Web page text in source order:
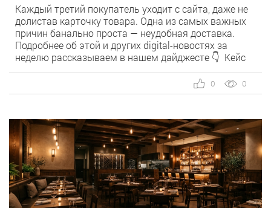
Каждый третий покупатель уходит с сайта, даже не
долистав карточку товара. Одна из самых важных
причин банально проста — неудобная доставка.
Подробнее об этой и других digital-новостях за
неделю рассказываем в нашем дайджесте 👇 Кейс
MediaGuru и OSH by Урюк: низкий CPA в самом
дорогом гео страны. Агентство продвигает ресторан
OSH by Урюк в геоперформансе […]
0
0